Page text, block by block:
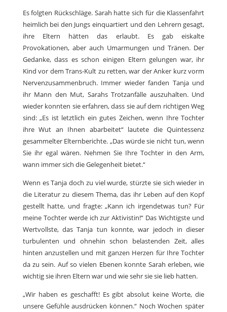
Es folgten Rückschläge. Sarah hatte sich für die Klassenfahrt
heimlich bei den Jungs einquartiert und den Lehrern gesagt,
ihre Eltern hätten das erlaubt. Es gab eiskalte
Provokationen, aber auch Umarmungen und Tränen. Der
Gedanke, dass es schon einigen Eltern gelungen war, ihr
Kind vor dem Trans-Kult zu retten, war der Anker kurz vorm
Nervenzusammenbruch. Immer wieder fanden Tanja und
ihr Mann den Mut, Sarahs Trotzanfälle auszuhalten. Und
wieder konnten sie erfahren, dass sie auf dem richtigen Weg
sind: „Es ist letztlich ein gutes Zeichen, wenn Ihre Tochter
ihre Wut an Ihnen abarbeitet“ lautete die Quintessenz
gesammelter Elternberichte. „Das würde sie nicht tun, wenn
Sie ihr egal wären. Nehmen Sie Ihre Tochter in den Arm,
wann immer sich die Gelegenheit bietet.“
Wenn es Tanja doch zu viel wurde, stürzte sie sich wieder in
die Literatur zu diesem Thema, das ihr Leben auf den Kopf
gestellt hatte, und fragte: „Kann ich irgendetwas tun? Für
meine Tochter werde ich zur Aktivistin!“ Das Wichtigste und
Wertvollste, das Tanja tun konnte, war jedoch in dieser
turbulenten und ohnehin schon belastenden Zeit, alles
hinten anzustellen und mit ganzen Herzen für Ihre Tochter
da zu sein. Auf so vielen Ebenen konnte Sarah erleben, wie
wichtig sie ihren Eltern war und wie sehr sie sie lieb hatten.
„Wir haben es geschafft! Es gibt absolut keine Worte, die
unsere Gefühle ausdrücken können.“ Noch Wochen später